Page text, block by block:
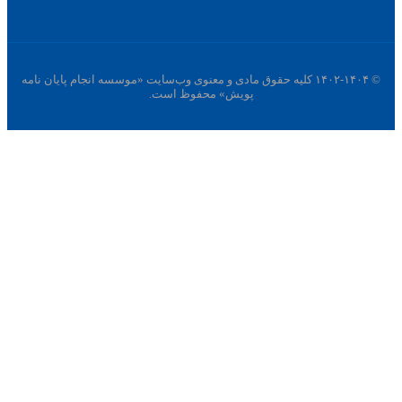
© ۱۴۰۲-۱۴۰۴ کلیه حقوق مادی و معنوی وب‌سایت «موسسه انجام پایان نامه
پویش» محفوظ است.